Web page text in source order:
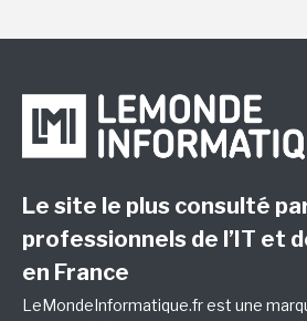
Le site le plus consulté
professionnels de l’IT et
en France
LeMondeInformatique.fr est une